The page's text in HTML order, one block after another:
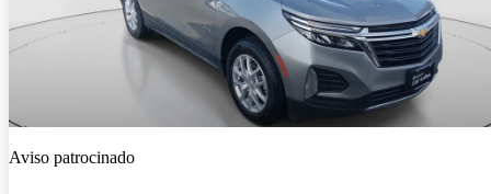
Aviso patrocinado